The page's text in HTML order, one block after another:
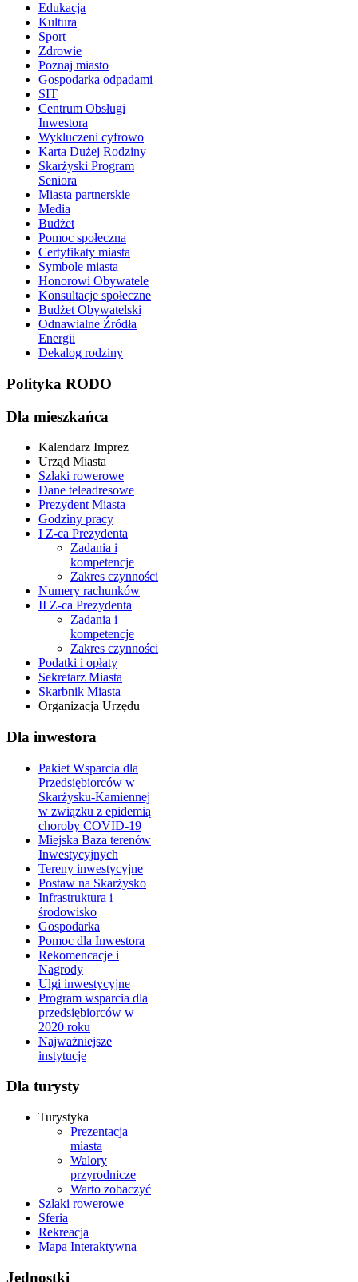
Edukacja
Kultura
Sport
Zdrowie
Poznaj miasto
Gospodarka odpadami
SIT
Centrum Obsługi
Inwestora
Wykluczeni cyfrowo
Karta Dużej Rodziny
Skarżyski Program
Seniora
Miasta partnerskie
Media
Budżet
Pomoc społeczna
Certyfikaty miasta
Symbole miasta
Honorowi Obywatele
Konsultacje społeczne
Budżet Obywatelski
Odnawialne Źródła
Energii
Dekalog rodziny
Polityka RODO
Dla mieszkańca
Kalendarz Imprez
Urząd Miasta
Szlaki rowerowe
Dane teleadresowe
Prezydent Miasta
Godziny pracy
I Z-ca Prezydenta
Zadania i
kompetencje
Zakres czynności
Numery rachunków
II Z-ca Prezydenta
Zadania i
kompetencje
Zakres czynności
Podatki i opłaty
Sekretarz Miasta
Skarbnik Miasta
Organizacja Urzędu
Dla inwestora
Pakiet Wsparcia dla
Przedsiębiorców w
Skarżysku-Kamiennej
w związku z epidemią
choroby COVID-19
Miejska Baza terenów
Inwestycyjnych
Tereny inwestycyjne
Postaw na Skarżysko
Infrastruktura i
środowisko
Gospodarka
Pomoc dla Inwestora
Rekomencacje i
Nagrody
Ulgi inwestycyjne
Program wsparcia dla
przedsiębiorców w
2020 roku
Najważniejsze
instytucje
Dla turysty
Turystyka
Prezentacja
miasta
Walory
przyrodnicze
Warto zobaczyć
Szlaki rowerowe
Sferia
Rekreacja
Mapa Interaktywna
Jednostki